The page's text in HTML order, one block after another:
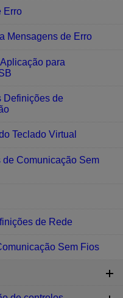
Erro
Mensagens de Erro
para
Definições de
Teclado Virtual
de Comunicação Sem
de Rede
Sem Fios